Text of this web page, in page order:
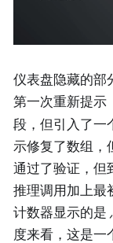
仪表盘隐藏的部
第一次重新提示
段，但引入了一
示修复了数组，
通过了验证，但
推理调用加上最
计数器显示的是
度来看，这是一